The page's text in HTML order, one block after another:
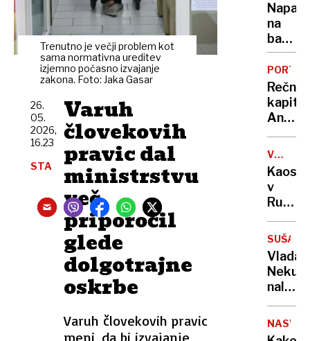
Trenutno je večji problem kot
sama normativna ureditev
izjemno počasno izvajanje
zakona. Foto: Jaka Gasar
Varuh
človekovih
pravic dal
ministrstvu
več
priporočil
glede
dolgotrajne
oskrbe
Varuh človekovih pravic
meni, da bi izvajanje
26.
05.
2026,
16.23
STA
Napadi
na
veliko
škodo
že
sama
Rečni
Anže
Logar
izdelal
prvo
in
edino
leseno
barko
za
VOJNA
V
Kaos
v
Rusiji:
ženske
začele
vojno
za
bivših"
SUŠA
Vlada
Neku
v
vsaj